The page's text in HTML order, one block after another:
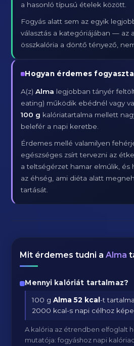
a hasonló típusú ételek között.
Fogyás alatt sem az egyik
választás a kategóriájában — az
összkalória a döntő tényező,
Hogyan érdemes
A(z)Alma legjobban tányér
eating) működik ebédnél vagy
100 g kalóriatartalma mellett
belefér a napi keretbe.
Érdemes mellé valamilyen
egészséges zsírt tervezni az
a teltségérzet hamar elmúlik, és
az éhség, ami diéta alatt
tartását.
Mit érdemes tudni aAlma
Mennyi kalóriát tartalmaz?
100 gAlma 52 kcal-t
2000 kcal-s napi célhoz
A kalória az étrendben elfoglalt
mutatója: fogyáshoz napi